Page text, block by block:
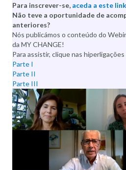
Para inscrever-se, aceda a este
Não teve a oportunidade de
anteriores?
Nós publicámos o conteúdo do
da MY CHANGE!
Para assistir, clique nas hiperligações
Parte I
Parte II
Parte III